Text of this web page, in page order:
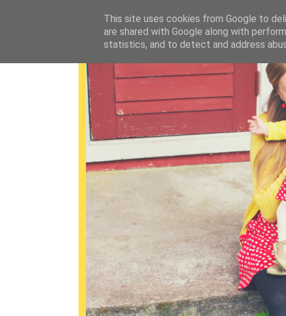
This site uses cookies from Google to
are shared with Google along with
statistics, and to detect and address